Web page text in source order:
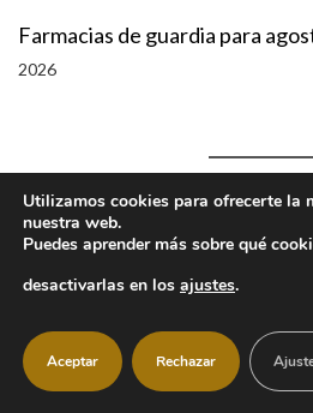
Farmacias de guardia para
2026
ENTREVISTAS AL
Utilizamos cookies para ofrecerte la
nuestra web.
Puedes aprender más sobre qué
desactivarlas en los ajustes.
Aceptar Rechazar